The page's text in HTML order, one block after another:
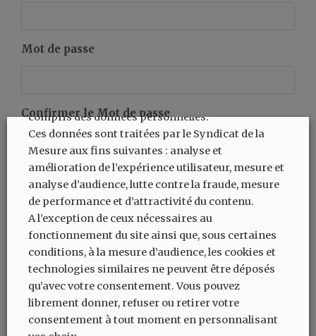
Mot de passe
Confirmer le Mot de passe
Entreprise
Service
Votre comité
compris des données personnelles.
Ces données sont traitées par le Syndicat de la
Mesure aux fins suivantes : analyse et
amélioration de l’expérience utilisateur, mesure et
analyse d’audience, lutte contre la fraude, mesure
de performance et d’attractivité du contenu.
A l’exception de ceux nécessaires au
fonctionnement du site ainsi que, sous certaines
conditions, à la mesure d’audience, les cookies et
technologies similaires ne peuvent être déposés
qu’avec votre consentement. Vous pouvez
librement donner, refuser ou retirer votre
consentement à tout moment en personnalisant